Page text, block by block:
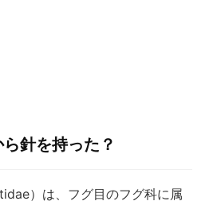
針を持った？
）は、フグ目のフグ科に属